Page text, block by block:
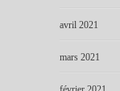
avril 2021
mars 2021